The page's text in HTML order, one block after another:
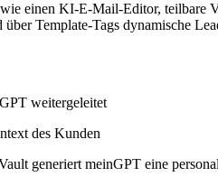
einen KI-E-Mail-Editor,
Template-Tags dynamische
weitergeleitet
des Kunden
generiert meinGPT eine